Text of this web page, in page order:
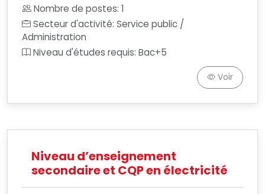
Nombre de postes: 1
Secteur d'activité: Service public /
Administration
Niveau d'études requis: Bac+5
Voir
Niveau d’enseignement
secondaire et CQP en électricité